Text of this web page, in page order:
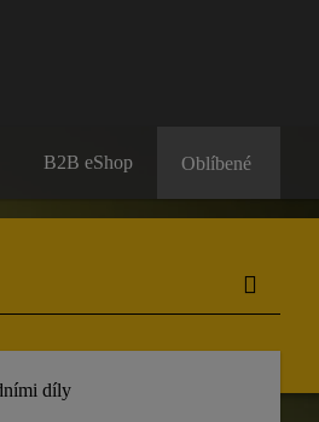
B2B eShop Oblíbené
díly